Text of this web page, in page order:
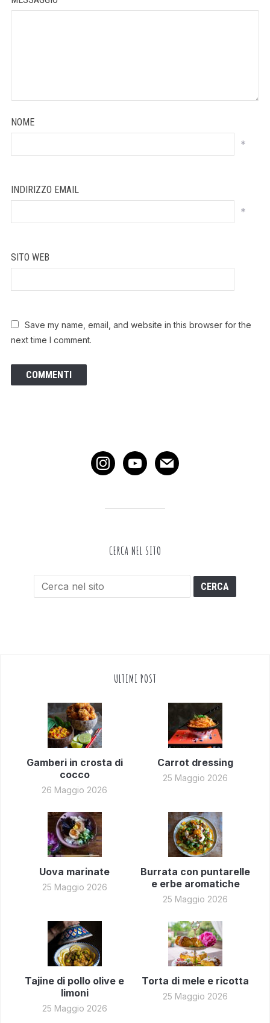
NOME
*
INDIRIZZO EMAIL
*
SITO WEB
Save my name, email, and website in this browser for the
next time I comment.
instagramyoutubemail
CERCA NEL SITO
ULTIMI POST
Gamberi in crosta di
cocco
26 Maggio 2026
Carrot dressing
25 Maggio 2026
Uova marinate
25 Maggio 2026
Burrata con puntarelle
e erbe aromatiche
25 Maggio 2026
Tajine di pollo olive e
limoni
25 Maggio 2026
Torta di mele e ricotta
25 Maggio 2026